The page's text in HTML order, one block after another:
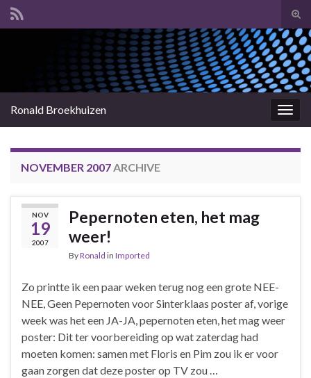
Search for:
Ronald Broekhuizen
NOVEMBER 2007ARCHIVE
NOV
19
2007
Pepernoten eten, het mag
weer!
ByRonald in Imported
Zo printte ik een paar weken terug nog een grote NEE-
NEE, Geen Pepernoten voor Sinterklaas poster af, vorige
week was het een JA-JA, pepernoten eten, het mag weer
poster: Dit ter voorbereiding op wat zaterdag had
moeten komen: samen met Floris en Pim zou ik er voor
gaan zorgen dat deze poster op TV zou …